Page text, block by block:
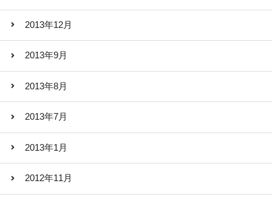
2013年12月
2013年9月
2013年8月
2013年7月
2013年1月
2012年11月